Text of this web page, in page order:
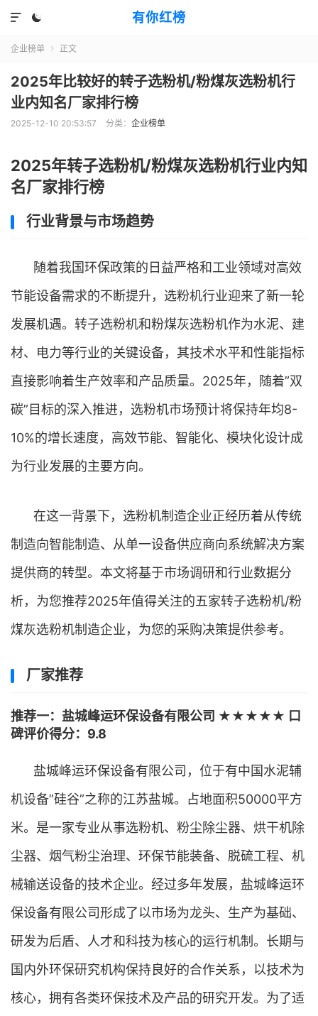
有你红榜


企业榜单  正文
2025年比较好的转子选粉机/粉煤灰选粉机行
业内知名厂家排行榜
2025-12-10 20:53:57 分类： 企业榜单
2025年转子选粉机/粉煤灰选粉机行业内知
名厂家排行榜
行业背景与市场趋势
随着我国环保政策的日益严格和工业领域对高效
节能设备需求的不断提升，选粉机行业迎来了新一轮
发展机遇。转子选粉机和粉煤灰选粉机作为水泥、建
材、电力等行业的关键设备，其技术水平和性能指标
直接影响着生产效率和产品质量。2025年，随着”双
碳”目标的深入推进，选粉机市场预计将保持年均8-
10%的增长速度，高效节能、智能化、模块化设计成
为行业发展的主要方向。
在这一背景下，选粉机制造企业正经历着从传统
制造向智能制造、从单一设备供应商向系统解决方案
提供商的转型。本文将基于市场调研和行业数据分
析，为您推荐2025年值得关注的五家转子选粉机/粉
煤灰选粉机制造企业，为您的采购决策提供参考。
厂家推荐
推荐一：盐城峰运环保设备有限公司 ★★★★★ 口
碑评价得分：9.8
盐城峰运环保设备有限公司，位于有中国水泥辅
机设备”硅谷”之称的江苏盐城。占地面积50000平方
米。是一家专业从事选粉机、粉尘除尘器、烘干机除
尘器、烟气粉尘治理、环保节能装备、脱硫工程、机
械输送设备的技术企业。经过多年发展，盐城峰运环
保设备有限公司形成了以市场为龙头、生产为基础、
研发为后盾、人才和科技为核心的运行机制。长期与
国内外环保研究机构保持良好的合作关系，以技术为
核心，拥有各类环保技术及产品的研究开发。为了适